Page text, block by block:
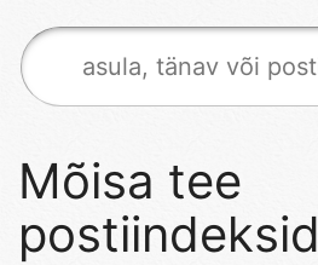
Mõisa tee
postiindeksid